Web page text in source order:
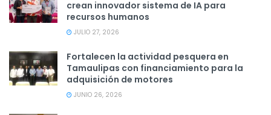
crean innovador sistema de IA para
recursos humanos
JULIO 27, 2026
Fortalecen la actividad pesquera en
Tamaulipas con financiamiento para la
adquisición de motores
JUNIO 26, 2026